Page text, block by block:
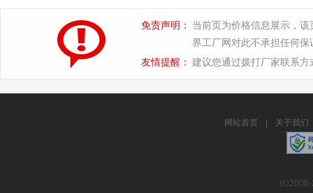
免责声明：
当前页为价格信息展示，
界工厂网对此不承担任何保
友情提醒： 建议您通过拨打厂家联系
网站首页 关于我们